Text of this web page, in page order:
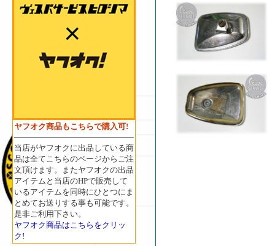
ヤフオク商品もこちらで購入可!
当店がヤフオクに出品している商
品は全てこちらのページからご注
文頂けます。またヤフオクの出品
アイテムと当店のHPで販売して
いるアイテムを同時にひとつにま
とめてお送りする事も可能です。
是非ご利用下さい。
ヤフオク商品はこちらをクリッ
ク!